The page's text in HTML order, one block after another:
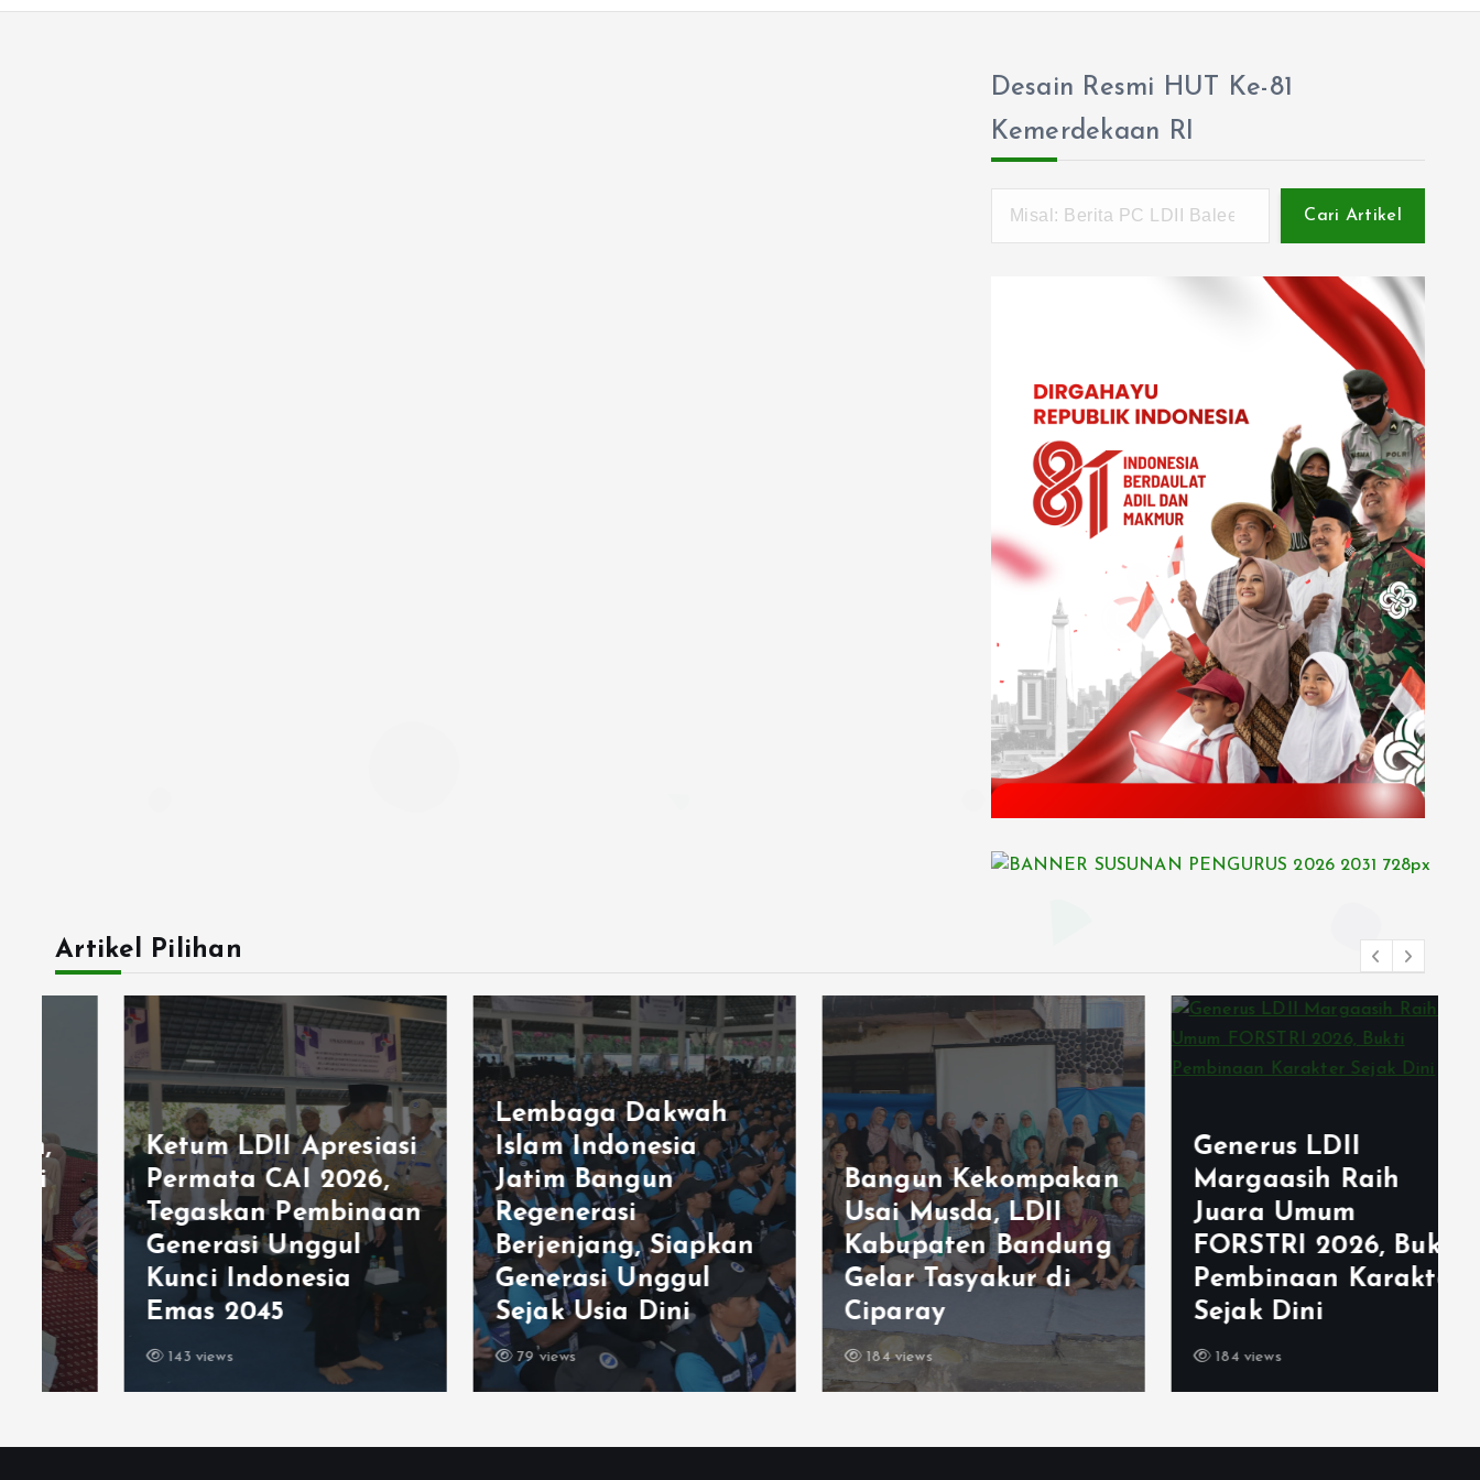
Desain Resmi HUT Ke-81
Kemerdekaan RI
Cari Artikel
Artikel Pilihan
Ketum LDII Apresiasi
Permata CAI 2026,
Tegaskan Pembinaan
Generasi Unggul
Kunci Indonesia
Emas 2045
143 views
Lembaga Dakwah
Islam Indonesia
Jatim Bangun
Regenerasi
Berjenjang, Siapkan
Generasi Unggul
Sejak Usia Dini
79 views
Bangun Kekompakan
Usai Musda, LDII
Kabupaten Bandung
Gelar Tasyakur di
Ciparay
184 views
Generus LDII
Margaasih Raih
Juara Umum
FORSTRI 2026, Bukti
Pembinaan Karakter
Sejak Dini
184 views